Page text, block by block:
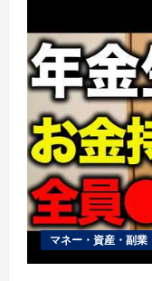
マネー・資産・副業